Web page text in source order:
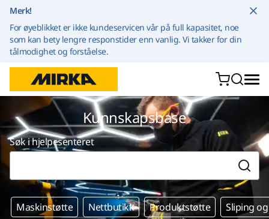
Merk!
For øyeblikket er ikke kundeservicen vår på full kapasitet, noe
som kan bety lengre responstider enn vanlig. Vi takker for din
tålmodighet og forståelse.
Kunnskapsbase
Søk i hjelpesenteret
Maskinstøtte Nettbutikk Produktstøtte Sliping